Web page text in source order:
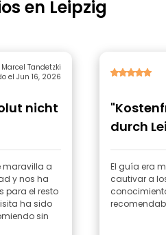
en Leipzig
Tandetzki
el Jun 16, 2026
nicht
maravilla a
y nos ha
para el resto
ha sido
sin
durch
El guía era
cautivar a